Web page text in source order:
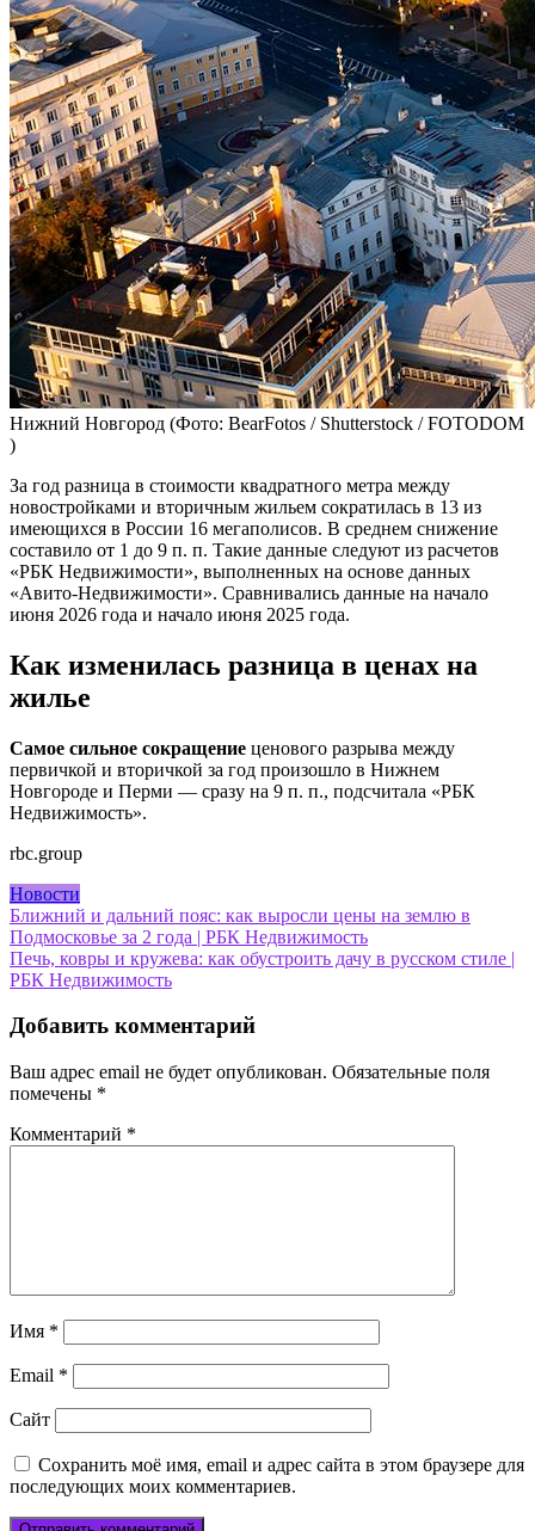
Нижний Новгород (Фото: BearFotos / Shutterstock / FOTODOM
)
За год разница в стоимости квадратного метра между
новостройками и вторичным жильем сократилась в 13 из
имеющихся в России 16 мегаполисов. В среднем снижение
составило от 1 до 9 п. п. Такие данные следуют из расчетов
«РБК Недвижимости», выполненных на основе данных
«Авито-Недвижимости». Сравнивались данные на начало
июня 2026 года и начало июня 2025 года.
Как изменилась разница в ценах на
жилье
Самое сильное сокращение ценового разрыва между
первичкой и вторичкой за год произошло в Нижнем
Новгороде и Перми — сразу на 9 п. п., подсчитала «РБК
Недвижимость».
rbc.group
Новости
Навигация
по
записям
Ближний и дальний пояс: как выросли цены на землю в
Подмосковье за 2 года | РБК Недвижимость
Печь, ковры и кружева: как обустроить дачу в русском стиле |
РБК Недвижимость
Добавить комментарий
Ваш адрес email не будет опубликован. Обязательные поля
помечены *
Комментарий *
Имя *
Email *
Сайт
Сохранить моё имя, email и адрес сайта в этом браузере для
последующих моих комментариев.